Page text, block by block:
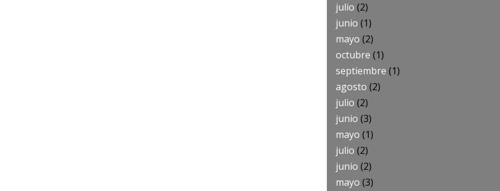
julio (2)
junio (1)
mayo (2)
octubre (1)
septiembre (1)
agosto (2)
julio (2)
junio (3)
mayo (1)
julio (2)
junio (2)
mayo (3)